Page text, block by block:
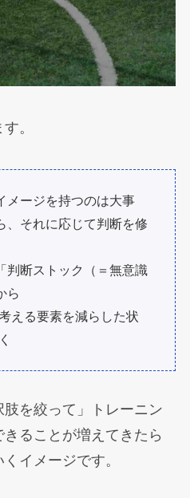
。
メージを持つのは大事
、それに応じて判断を修
判断ストック（＝無意識
ら
える要素を減らした状
を絞って」トレーニン
ることが増えてきたら
イメージです。